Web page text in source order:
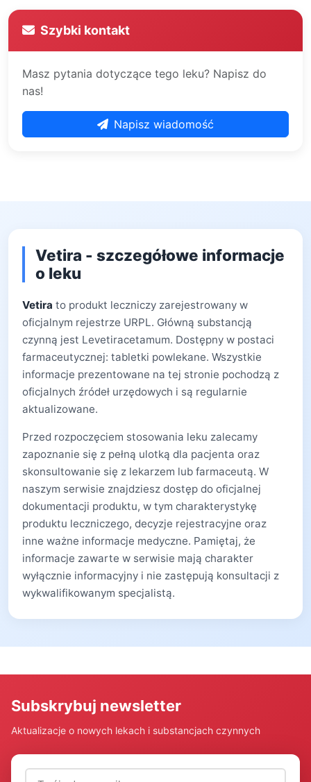
Szybki kontakt
Masz pytania dotyczące tego leku? Napisz do
nas!
Napisz wiadomość
Vetira - szczegółowe informacje
o leku
Vetira to produkt leczniczy zarejestrowany w
oficjalnym rejestrze URPL. Główną substancją
czynną jest Levetiracetamum. Dostępny w postaci
farmaceutycznej: tabletki powlekane. Wszystkie
informacje prezentowane na tej stronie pochodzą z
oficjalnych źródeł urzędowych i są regularnie
aktualizowane.
Przed rozpoczęciem stosowania leku zalecamy
zapoznanie się z pełną ulotką dla pacjenta oraz
skonsultowanie się z lekarzem lub farmaceutą. W
naszym serwisie znajdziesz dostęp do oficjalnej
dokumentacji produktu, w tym charakterystykę
produktu leczniczego, decyzje rejestracyjne oraz
inne ważne informacje medyczne. Pamiętaj, że
informacje zawarte w serwisie mają charakter
wyłącznie informacyjny i nie zastępują konsultacji z
wykwalifikowanym specjalistą.
Subskrybuj newsletter
Aktualizacje o nowych lekach i substancjach czynnych
Adres email (wymagany)